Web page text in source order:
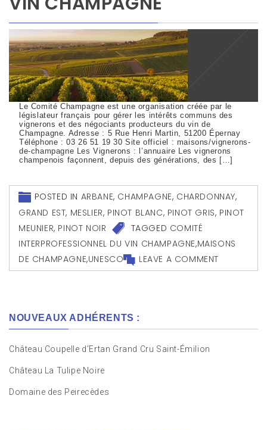
Le Comité Champagne est une organisation créée par le
législateur français pour gérer les intérêts communs des
vignerons et des négociants producteurs du vin de
Champagne. Adresse : 5 Rue Henri Martin, 51200 Épernay
Téléphone : 03 26 51 19 30 Site officiel : maisons/vignerons-
de-champagne Les Vignerons : l’annuaire Les vignerons
champenois façonnent, depuis des générations, des […]
POSTED IN ARBANE, CHAMPAGNE, CHARDONNAY,
GRAND EST, MESLIER, PINOT BLANC, PINOT GRIS, PINOT
MEUNIER, PINOT NOIR TAGGED COMITÉ
INTERPROFESSIONNEL DU VIN CHAMPAGNE,MAISONS
DE CHAMPAGNE,UNESCO LEAVE A COMMENT
NOUVEAUX ADHÉRENTS :
Château Coupelle d’Ertan Grand Cru Saint-Émilion
Château La Tulipe Noire
Domaine des Peirecèdes